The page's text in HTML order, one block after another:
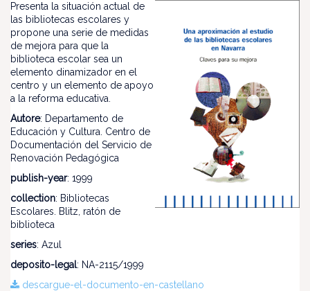
Presenta la situación actual de
las bibliotecas escolares y
propone una serie de medidas
de mejora para que la
biblioteca escolar sea un
elemento dinamizador en el
centro y un elemento de apoyo
a la reforma educativa.
Autore: Departamento de
Educación y Cultura. Centro de
Documentación del Servicio de
Renovación Pedagógica
publish-year: 1999
collection: Bibliotecas
Escolares. Blitz, ratón de
biblioteca
series: Azul
deposito-legal: NA-2115/1999
descargue-el-documento-en-castellano